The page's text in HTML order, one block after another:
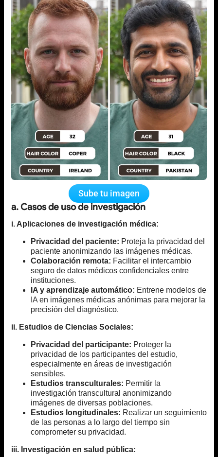
Sube tu imagen
a. Casos de uso de investigación
i. Aplicaciones de investigación médica:
Privacidad del paciente: Proteja la privacidad del
paciente anonimizando las imágenes médicas.
Colaboración remota: Facilitar el intercambio
seguro de datos médicos confidenciales entre
instituciones.
IA y aprendizaje automático: Entrene modelos de
IA en imágenes médicas anónimas para mejorar la
precisión del diagnóstico.
ii. Estudios de Ciencias Sociales:
Privacidad del participante: Proteger la
privacidad de los participantes del estudio,
especialmente en áreas de investigación
sensibles.
Estudios transculturales: Permitir la
investigación transcultural anonimizando
imágenes de diversas poblaciones.
Estudios longitudinales: Realizar un seguimiento
de las personas a lo largo del tiempo sin
comprometer su privacidad.
iii. Investigación en salud pública: